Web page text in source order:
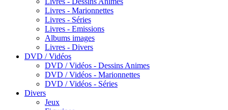
Livres - Marionnettes
Livres - Séries
Livres - Emissions
Albums images
Livres - Divers
DVD / Vidéos
DVD / Vidéos - Dessins Animes
DVD / Vidéos - Marionnettes
DVD / Vidéos - Séries
Divers
Jeux